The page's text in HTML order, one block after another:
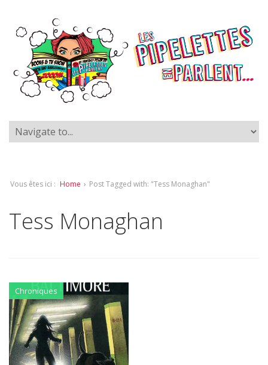
Vous êtes ici : Home › Post Tagged with: "Tess Monaghan"
Tess Monaghan
Chroniques